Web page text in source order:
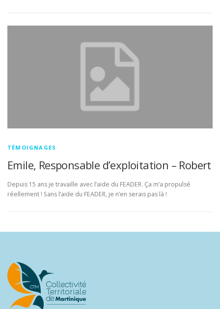
TÉMOIGNAGES
Emile, Responsable d’exploitation – Robert
Depuis 15 ans je travaille avec l’aide du FEADER. Ça m’a propulsé
réellement ! Sans l’aide du FEADER, je n’en serais pas là !